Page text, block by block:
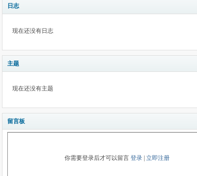
日志
现在还没有日志
主题
现在还没有主题
留言板
你需要登录后才可以留言 登录| 立即注册